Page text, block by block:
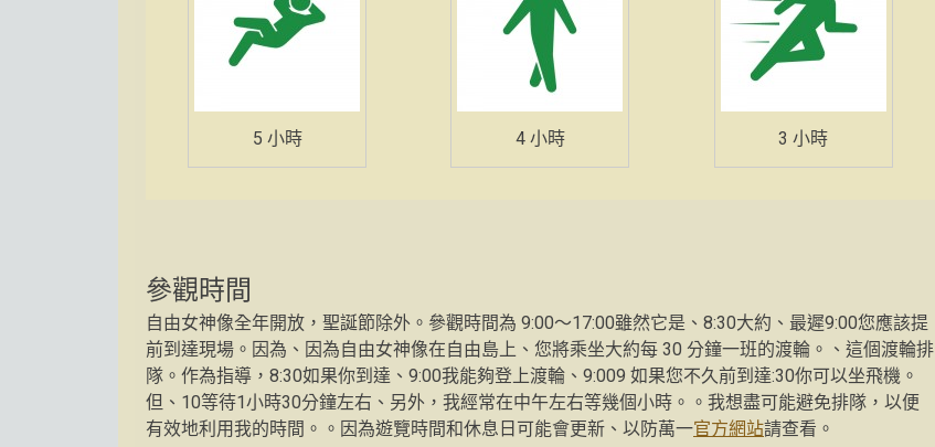
5 小時 4 小時 3 小時
參觀時間
自由女神像全年開放，聖誕節除外。參觀時間為 9:00〜17:00雖然它是、8:30大約、最遲9:00您應該提
前到達現場。因為、因為自由女神像在自由島上、您將乘坐大約每 30 分鐘一班的渡輪。、這個渡輪排
隊。作為指導，8:30如果你到達、9:00我能夠登上渡輪、9:009 如果您不久前到達:30你可以坐飛機。
但、10等待1小時30分鐘左右、另外，我經常在中午左右等幾個小時。。我想盡可能避免排隊，以便
有效地利用我的時間。。因為遊覽時間和休息日可能會更新、以防萬一官方網站請查看。